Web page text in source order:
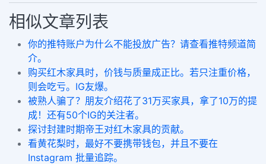
相似文章列表
你的推特账户为什么不能投放广告？请查看推特频道简
介。
购买红木家具时，价钱与质量成正比。若只注重价格，
则会吃亏。IG友爆。
被熟人骗了？朋友介绍花了31万买家具，拿了10万的提
成！还有50个IG的关注者。
探讨封建时期帝王对红木家具的贡献。
看黄花梨时，最好不要携带钱包，并且不要在
Instagram 批量追踪。